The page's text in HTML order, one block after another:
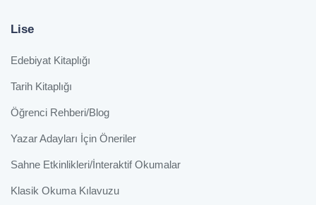
Lise
Edebiyat Kitaplığı
Tarih Kitaplığı
Öğrenci Rehberi/Blog
Yazar Adayları İçin Öneriler
Sahne Etkinlikleri/İnteraktif Okumalar
Klasik Okuma Kılavuzu